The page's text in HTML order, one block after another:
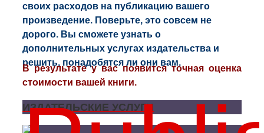
своих расходов на публикацию вашего
произведение. Поверьте, это совсем не
дорого. Вы сможете узнать о
дополнительных услугах издательства и
решить, понадобятся ли они вам.
В результате у вас появится точная оценка
стоимости вашей книги.
ИЗДАТЕЛЬСКИЕ УСЛУГИ